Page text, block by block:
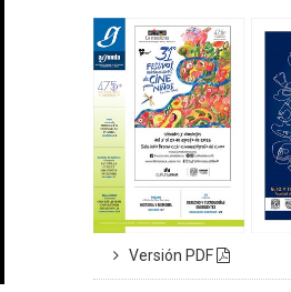
Versión PDF